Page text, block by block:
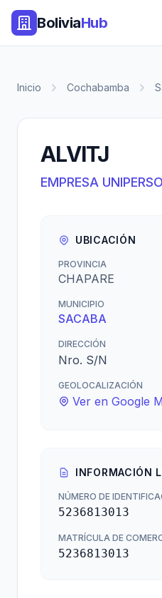
BoliviaHub
Inicio Cochabamba
ALVITJ
EMPRESA
UBICACIÓN
PROVINCIA
CHAPARE
MUNICIPIO
SACABA
DIRECCIÓN
Nro. S/N
GEOLOCALIZACIÓN
Ver en Google
INFORMACIÓN
NÚMERO DE
5236813013
MATRÍCULA DE
5236813013